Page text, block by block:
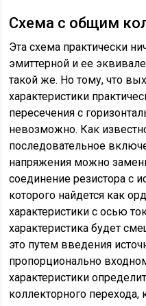
Схема с общим
Эта схема практически
эмиттерной и ее
такой же. Но тому, что
характеристики
пересечения с
невозможно. Как
последовательное
напряжения можно
соединение резистора с
которого найдется как
характеристики с осью
характеристика будет
это путем введения
пропорционально
характеристики
коллекторного перехода,